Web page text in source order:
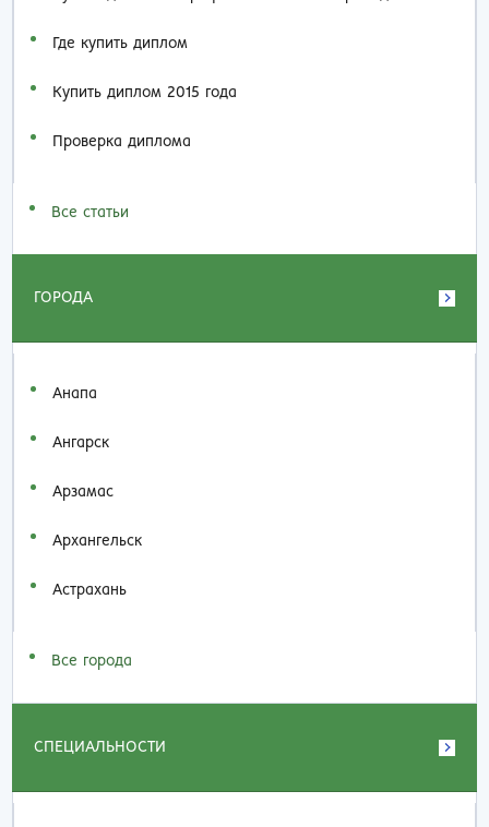
Где купить диплом
Купить диплом 2015 года
Проверка диплома
Все статьи
ГОРОДА
Анапа
Ангарск
Арзамас
Архангельск
Астрахань
Все города
СПЕЦИАЛЬНОСТИ